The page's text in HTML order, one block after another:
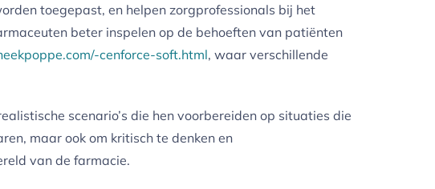
toegepast, en helpen zorgprofessionals bij het
beter inspelen op de behoeften van patiënten
cenforce-soft.html, waar verschillende
scenario’s die hen voorbereiden op situaties die
maar ook om kritisch te denken en
van de farmacie.